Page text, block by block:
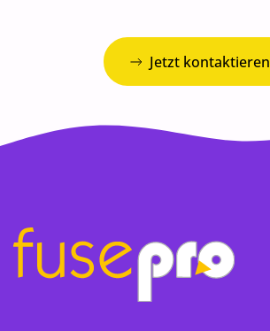
Jetzt kontaktieren